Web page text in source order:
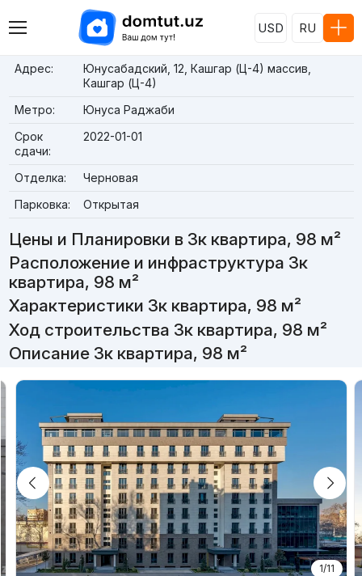
USD RU
Адрес:
Юнусабадский, 12, Кашгар (Ц-4) массив,
Кашгар (Ц-4)
Метро:
Юнуса Раджаби
Срок
сдачи:
2022-01-01
Отделка:
Черновая
Парковка:
Открытая
Цены и Планировки в 3к квартира, 98 м²
Расположение и инфраструктура 3к
квартира, 98 м²
Характеристики 3к квартира, 98 м²
Ход строительства 3к квартира, 98 м²
Описание 3к квартира, 98 м²
1/11